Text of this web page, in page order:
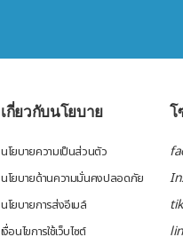
เกี่ยวกับนโยบาย
นโยบายความเป็นส่วนตัว
นโยบายด้านความมั่นคงปลอดภัย
นโยบายการส่งอีเมล์
เงื่อนไขการใช้เว็บไซต์
โ